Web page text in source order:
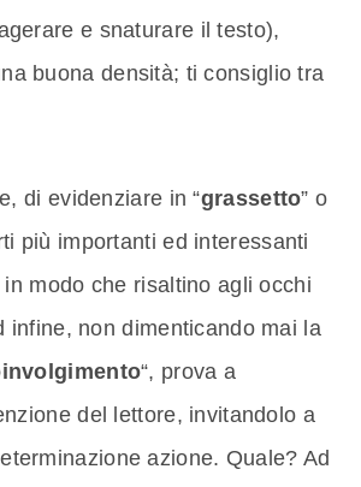
e snaturare il testo),
buona densità; ti consiglio tra
di evidenziare in “grassetto” o
più importanti ed interessanti
modo che risaltino agli occhi
infine, non dimenticando mai la
“, prova a
del lettore, invitandolo a
azione. Quale? Ad